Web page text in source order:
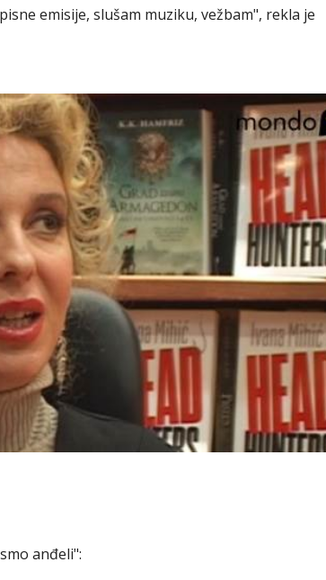
emisije, slušam muziku, vežbam", rekla je
anđeli":